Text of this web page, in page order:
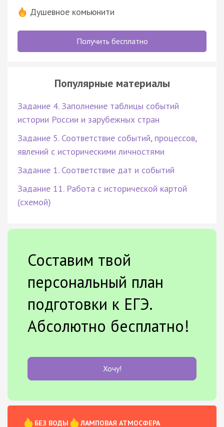
Душевное комьюнити
Получить бесплатно
Популярные материалы
Задание 4. Заполнение таблицы событий
истории России и зарубежных стран
Задание 5. Соответствие событий, процессов,
явлений с историческими личностями
Задание 1. Соответствие дат и событий
Задание 11. Работа с исторической картой
(схемой)
Составим твой
персональный план
подготовки к ЕГЭ.
Абсолютно бесплатно!
Хочу!
БЕЗ ВОДЫ
ЛАМПОВАЯ АТМОСФЕРА